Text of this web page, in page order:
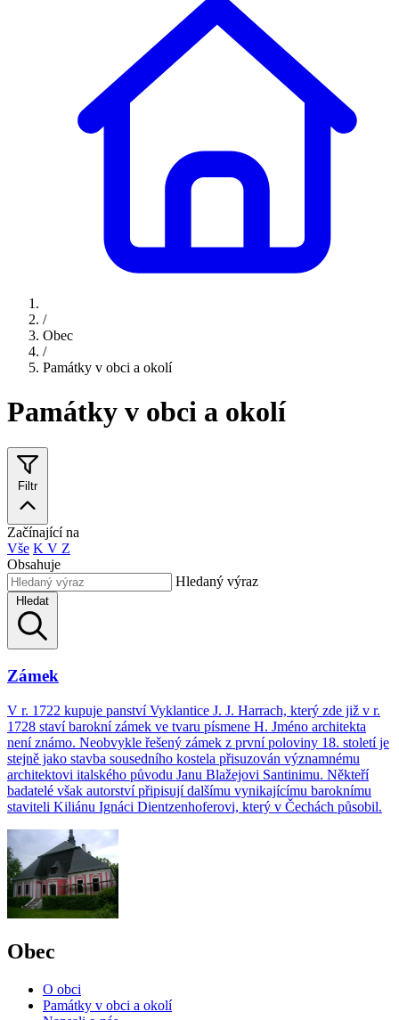
/
Obec
/
Památky v obci a okolí
Památky v obci a okolí
Filtr
Začínající na
Vše K V Z
Obsahuje
Hledaný výraz
Hledat
Zámek
V r. 1722 kupuje panství Vyklantice J. J. Harrach, který zde již v r.
1728 staví barokní zámek ve tvaru písmene H. Jméno architekta
není známo. Neobvykle řešený zámek z první poloviny 18. století je
stejně jako stavba sousedního kostela přisuzován významnému
architektovi italského původu Janu Blažejovi Santinimu. Někteří
badatelé však autorství připisují dalšímu vynikajícímu baroknímu
staviteli Kiliánu Ignáci Dientzenhoferovi, který v Čechách působil.
Obec
O obci
Památky v obci a okolí